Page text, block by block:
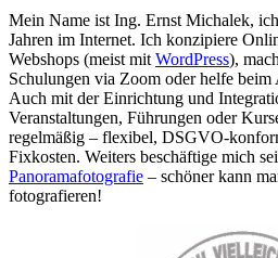
Mein Name ist Ing. Ernst Michalek,
Jahren im Internet. Ich konzipiere
Webshops (meist mit WordPress),
Schulungen via Zoom oder helfe
Auch mit der Einrichtung und
Veranstaltungen, Führungen oder
regelmäßig – flexibel, DSGVO-
Fixkosten. Weiters beschäftige mich
Panoramafotografie – schöner kann
fotografieren!